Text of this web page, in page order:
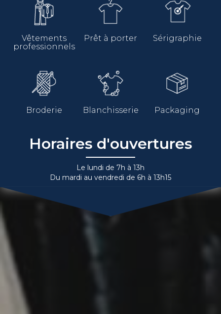
Vêtements
professionnels
Prêt à porter Sérigraphie
Broderie Blanchisserie Packaging
Horaires d'ouvertures
Le lundi de 7h à 13h
Du mardi au vendredi de 6h à 13h15